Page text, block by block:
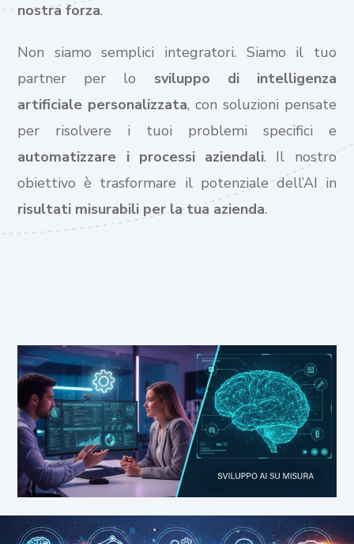
nostra forza.
Non siamo semplici integratori. Siamo il tuo
partner per lo sviluppo di intelligenza
artificiale personalizzata, con soluzioni pensate
per risolvere i tuoi problemi specifici e
automatizzare i processi aziendali. Il nostro
obiettivo è trasformare il potenziale dell’AI in
risultati misurabili per la tua azienda.